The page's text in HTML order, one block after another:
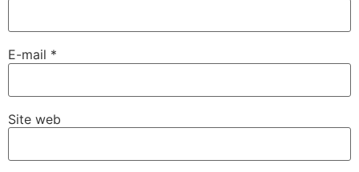
E-mail *
Site web